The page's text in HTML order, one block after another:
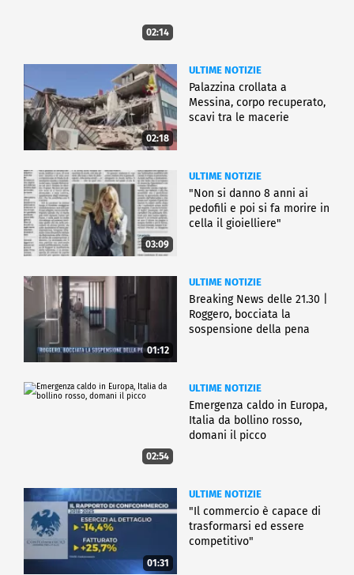
02:14
02:18
ULTIME NOTIZIE
Palazzina crollata a
Messina, corpo recuperato,
scavi tra le macerie
03:09
ULTIME NOTIZIE
"Non si danno 8 anni ai
pedofili e poi si fa morire in
cella il gioielliere"
01:12
ULTIME NOTIZIE
Breaking News delle 21.30 |
Roggero, bocciata la
sospensione della pena
02:54
ULTIME NOTIZIE
Emergenza caldo in Europa,
Italia da bollino rosso,
domani il picco
01:31
ULTIME NOTIZIE
"Il commercio è capace di
trasformarsi ed essere
competitivo"